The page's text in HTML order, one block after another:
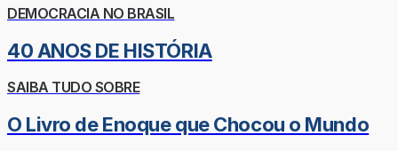
DEMOCRACIA NO BRASIL
40 ANOS DE HISTÓRIA
SAIBA TUDO SOBRE
O Livro de Enoque que Chocou o Mundo